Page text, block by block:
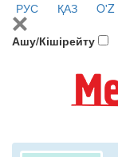
РУС ҚАЗ O'Z
Ашу/Кішірейту